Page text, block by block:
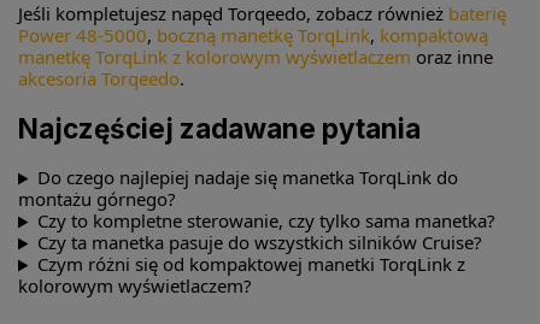
Jeśli kompletujesz napęd Torqeedo, zobacz również baterię
Power 48-5000, boczną manetkę TorqLink, kompaktową
manetkę TorqLink z kolorowym wyświetlaczem oraz inne
akcesoria Torqeedo.
Najczęściej zadawane pytania
Do czego najlepiej nadaje się manetka TorqLink do
montażu górnego?
Czy to kompletne sterowanie, czy tylko sama manetka?
Czy ta manetka pasuje do wszystkich silników Cruise?
Czym różni się od kompaktowej manetki TorqLink z
kolorowym wyświetlaczem?